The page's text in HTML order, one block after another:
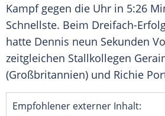
Kampf gegen die Uhr in 5:26
Schnellste. Beim Dreifach-
hatte Dennis neun Sekunden
zeitgleichen Stallkollegen
(Großbritannien) und Richie
Empfohlener externer Inhalt: